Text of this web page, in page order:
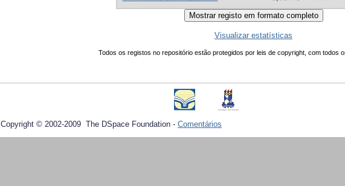
Visualizar estatísticas
Todos os registos no repositório estão protegidos por leis de copyright, com todos
Copyright © 2002-2009 The DSpace Foundation - Comentários